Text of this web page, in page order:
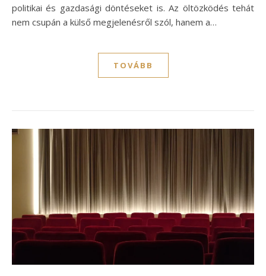
politikai és gazdasági döntéseket is. Az öltözködés tehát
nem csupán a külső megjelenésről szól, hanem a…
TOVÁBB